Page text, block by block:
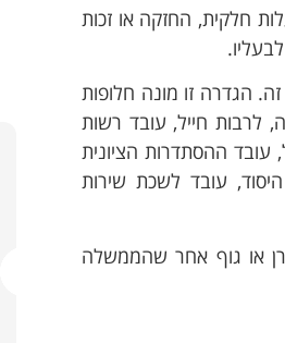
חלקית, החזקה או זכות
בחוק זה. הגדרה זו מונה חלופות
לרבות חייל, עובד רשות
עובד ההסתדרות הציונית
עובד לשכת שירות
או גוף אחר שהממשלה
Tom R.
חשוב ורגיש בצורה מעולה, אנחנו